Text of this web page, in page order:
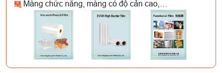
Màng chức năng, màng có độ cản cao,…